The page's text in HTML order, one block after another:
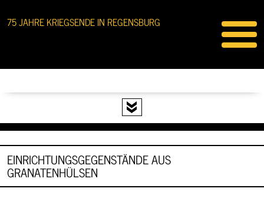
75 JAHRE KRIEGSENDE IN REGENSBURG
EINRICHTUNGSGEGENSTÄNDE AUS
GRANATENHÜLSEN